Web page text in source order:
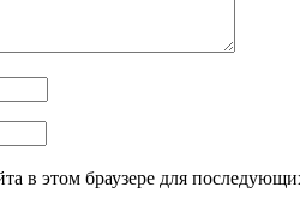
в этом браузере для